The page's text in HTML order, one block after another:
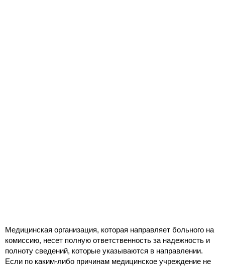
Медицинская организация, которая направляет больного на
комиссию, несет полную ответственность за надежность и
полноту сведений, которые указываются в направлении.
Если по каким-либо причинам медицинское учреждение не